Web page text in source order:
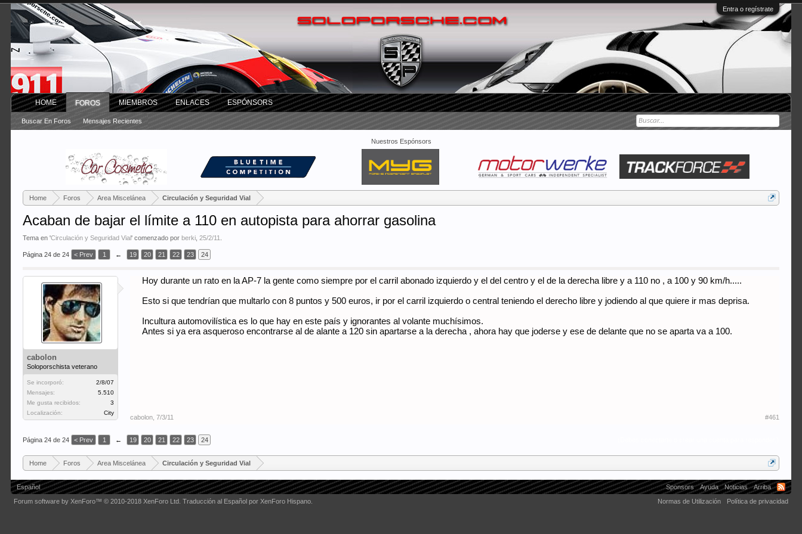
Entra o regístrate
Nuestros Espónsors
Home Foros Area Miscelánea Circulación y Seguridad Vial
Acaban de bajar el límite a 110 en autopista para ahorrar gasolina
Tema en 'Circulación y Seguridad Vial' comenzado porberki ,25/2/11
Página 24 de 24 < Prev 1 ← 19 20 21 22 23 24
cabolon
Soloporschista veterano
Se incorporó:
2/8/07
Mensajes:
5.510
Me gusta recibidos:
3
Localización:
City
Hoy durante un rato en la AP-7 la gente como siempre por el carril abonado izquierdo y el del centro y el de la derecha libre y a 110 no , a 100 y 90 km/h.....
Esto si que tendrían que multarlo con 8 puntos y 500 euros, ir por el carril izquierdo o central teniendo el derecho libre y jodiendo al que quiere ir mas deprisa.
Incultura automovilística es lo que hay en este país y ignorantes al volante muchísimos.
Antes si ya era asqueroso encontrarse al de alante a 120 sin apartarse a la derecha , ahora hay que joderse y ese de delante que no se aparta va a 100.
cabolon 7/3/11 #461
Página 24 de 24 < Prev 1 ← 19 20 21 22 23 24
Home Foros Area Miscelánea Circulación y Seguridad Vial
HOME FOROS
Buscar En Foros Mensajes Recientes
MIEMBROS ENLACES ESPÓNSORS
Español Sponsors Ayuda Noticias
Arriba
Normas de Utilización
Política de privacidad
Forum software by XenForo™© 2010-2018 XenForo Ltd. Traducción al Español por XenForo Hispano.